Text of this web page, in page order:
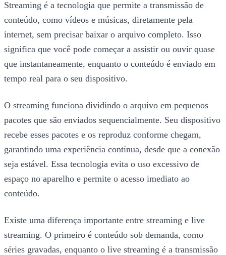
Streaming é a tecnologia que permite a transmissão de
conteúdo, como vídeos e músicas, diretamente pela
internet, sem precisar baixar o arquivo completo. Isso
significa que você pode começar a assistir ou ouvir quase
que instantaneamente, enquanto o conteúdo é enviado em
tempo real para o seu dispositivo.
O streaming funciona dividindo o arquivo em pequenos
pacotes que são enviados sequencialmente. Seu dispositivo
recebe esses pacotes e os reproduz conforme chegam,
garantindo uma experiência contínua, desde que a conexão
seja estável. Essa tecnologia evita o uso excessivo de
espaço no aparelho e permite o acesso imediato ao
conteúdo.
Existe uma diferença importante entre streaming e live
streaming. O primeiro é conteúdo sob demanda, como
séries gravadas, enquanto o live streaming é a transmissão